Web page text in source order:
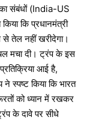
संबंधों (India-US
कि प्रधानमंत्री
से तेल नहीं खरीदेगा।
मचा दी। ट्रंप के इस
आई है,
स्पष्ट किया कि भारत
को ध्यान में रखकर
के दावे पर सीधे